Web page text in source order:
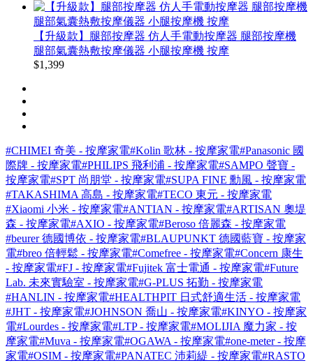
【升級款】腿部按摩器 仿人手電動按摩器 腿部按摩機
腿部氣囊熱敷按摩儀器 小腿按摩機 按摩
$1,399
#CHIMEI 奇美 - 按摩家電#Kolin 歌林 - 按摩家電#Panasonic 國
際牌 - 按摩家電#PHILIPS 飛利浦 - 按摩家電#SAMPO 聲寶 -
按摩家電#SPT 尚朋堂 - 按摩家電#SUPA FINE 勳風 - 按摩家電
#TAKASHIMA 高島 - 按摩家電#TECO 東元 - 按摩家電
#Xiaomi 小米 - 按摩家電#ANTIAN - 按摩家電#ARTISAN 奧堤
森 - 按摩家電#AXIO - 按摩家電#Beroso 倍麗森 - 按摩家電
#beurer 德國博依 - 按摩家電#BLAUPUNKT 德國藍寶 - 按摩家
電#breo 倍輕鬆 - 按摩家電#Comefree - 按摩家電#Concern 康生
- 按摩家電#FJ - 按摩家電#Fujitek 富士電通 - 按摩家電#Future
Lab. 未來實驗室 - 按摩家電#G-PLUS 拓勤 - 按摩家電
#HANLIN - 按摩家電#HEALTHPIT 日式舒適生活 - 按摩家電
#JHT - 按摩家電#JOHNSON 喬山 - 按摩家電#KINYO - 按摩家
電#Lourdes - 按摩家電#LTP - 按摩家電#MOLIJIA 魔力家 - 按
摩家電#Muva - 按摩家電#OGAWA - 按摩家電#one-meter - 按摩
家電#OSIM - 按摩家電#PANATEC 沛莉緹 - 按摩家電#RASTO